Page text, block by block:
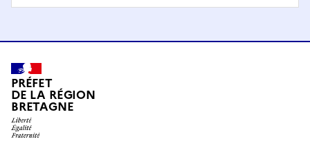
PRÉFET
DE LA RÉGION
BRETAGNE